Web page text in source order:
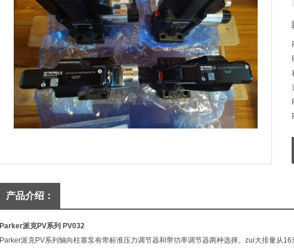
产品介绍：
Parker派克PV系列 PV032
Parker派克PV系列轴向柱塞泵有带标准压力调节器和带功率调节器两种选择。zui大排量从